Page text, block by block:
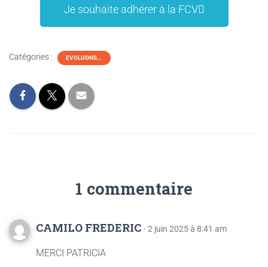
Je souhaite adhérer à la FCV
Catégories : EVOLUONS...
1 commentaire
CAMILO FREDERIC · 2 juin 2025 à 8:41 am
MERCI PATRICIA